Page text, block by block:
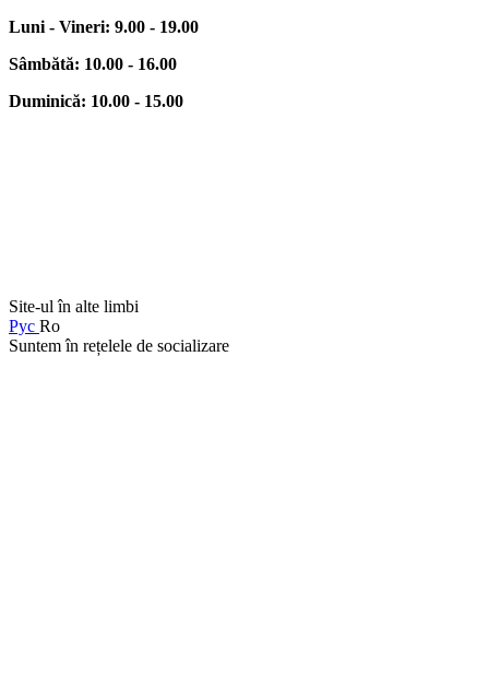
Luni - Vineri: 9.00 - 19.00
Sâmbătă: 10.00 - 16.00
Duminică: 10.00 - 15.00
Site-ul în alte limbi
Рус Ro
Suntem în rețelele de socializare